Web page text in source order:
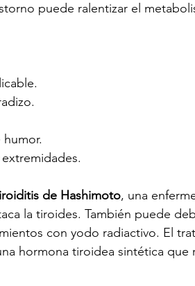
puede ralentizar el
de Hashimoto, una
la tiroides. También puede
con yodo radiactivo. El
hormona tiroidea sintética que